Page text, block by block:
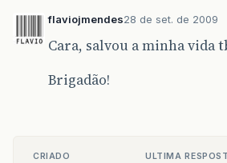
flaviojmendes28 de set. de 2009
Cara, salvou a minha vida
Brigadão!
CRIADO ULTIMA